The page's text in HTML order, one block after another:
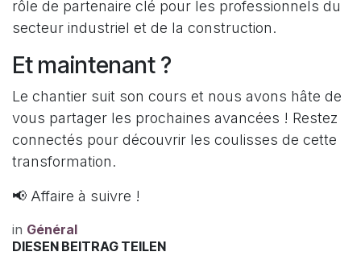
rôle de partenaire clé pour les professionnels du
secteur industriel et de la construction.
Et maintenant ?
Le chantier suit son cours et nous avons hâte de
vous partager les prochaines avancées ! Restez
connectés pour découvrir les coulisses de cette
transformation.
📢 Affaire à suivre !
in Général
DIESEN BEITRAG TEILEN